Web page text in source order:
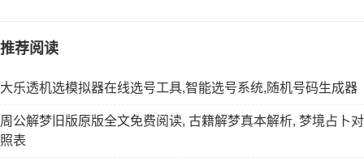
推荐阅读
大乐透机选模拟器在线选号工具,智能选号系统,随机号码生成器
周公解梦旧版原版全文免费阅读, 古籍解梦真本解析, 梦境占卜对
照表